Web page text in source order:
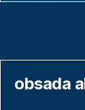
obsada